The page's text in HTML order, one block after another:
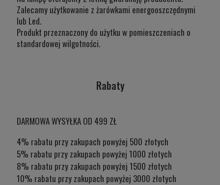
Zalecamy użytkowanie z żarówkami energooszczędnymi
lub Led.
Produkt przeznaczony do użytku w pomieszczeniach o
standardowej wilgotności.
Rabaty
DARMOWA WYSYŁKA OD 499 ZŁ
4% rabatu przy zakupach powyżej 500 złotych
5% rabatu przy zakupach powyżej 1000 złotych
8% rabatu przy zakupach powyżej 1500 złotych
10% rabatu przy zakupach powyżej 3000 złotych